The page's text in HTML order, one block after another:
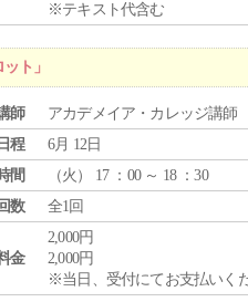
※テキスト代含む
ト」
師
アカデメイア・カレッジ講師
日程
6月 12日
間
（火 ） 17 ：00 ～ 18 ：30
数
全1回
金
2,000円
2,000円
※当日、受付にてお支払いくだ